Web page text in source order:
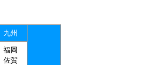
九州
福岡
佐賀